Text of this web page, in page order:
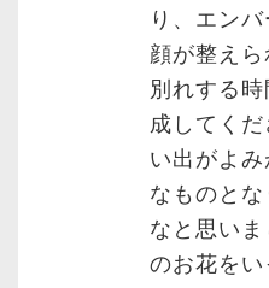
り、エン
顔が整え
別れする
成してく
い出がよ
なものと
なと思い
のお花を